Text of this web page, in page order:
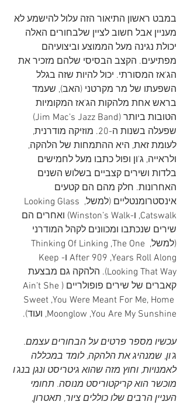
במבט ראשון התיאור הזה עלול להישמע לא
מעניין אבל חשוב לציין שלבחורים האלה
יכולת נגינה מעל הממוצע וביצועיהם
מפתיעים. הקצב הבסיסי שלהם מזכיר את
הג'אז המסורתי. יכול להיות שזה בגלל
השפעתו של מר מקרטני (האב), שעמד
בראש אחת מלהקות הג'אז המקומיות
הטובות ביותר (Jim Mac’s Jazz Band)
שפעלה בשנות ה-20. מוזיקה מודרנית,
לעומת זאת, היא ההתמחות של הלהקה,
ולראייה, ג'ון ופול כתבו מעל לחמישים
בלדות ושירים קצביים בשלוש השנים
האחרונות. חלק מהם הם קטעים
אינסטרומנטליים (למשל, Looking Glass
,Catswalk ו-Winston’s Walk) ואחרים הם
שירים שנכתבו ומכוונים לקהל המודרני
(למשל, Thinking Of Linking ,The One
After 909 ,Years Roll Along ו-Keep
Looking That Way). הלהקה גם מבצעת
קאברים של שירים פופולריים (Ain’t She
Sweet ,You Were Meant For Me, Home
,Moonglow ,You Are My Sunshine ועוד).
עכשיו מספר פרטים על הבחורים עצמם.
ג'ון, שמנהיג את הלהקה, לומד במכללה
לאמנויות, וחוץ מזה שהוא גיטריסט ונגן בנג'ו
מוכשר הוא קריקטוריסט מנוסה. תחומי
העניין הרבים שלו כוללים ציור, תאטרון,